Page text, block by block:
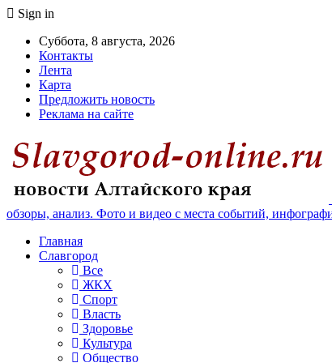
Sign in
Суббота, 8 августа, 2026
Контакты
Лента
Карта
Предложить новость
Реклама на сайте
обзоры, анализ. Фото и видео с места событий,
Главная
Славгород
Все
ЖКХ
Спорт
Власть
Здоровье
Культура
Общество